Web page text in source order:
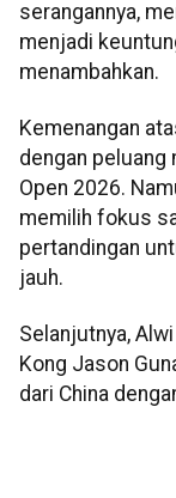
serangannya,
menjadi
menambahkan.
Kemenangan
dengan peluang
Open 2026.
memilih fokus
pertandingan
jauh.
Selanjutnya,
Kong Jason
dari China